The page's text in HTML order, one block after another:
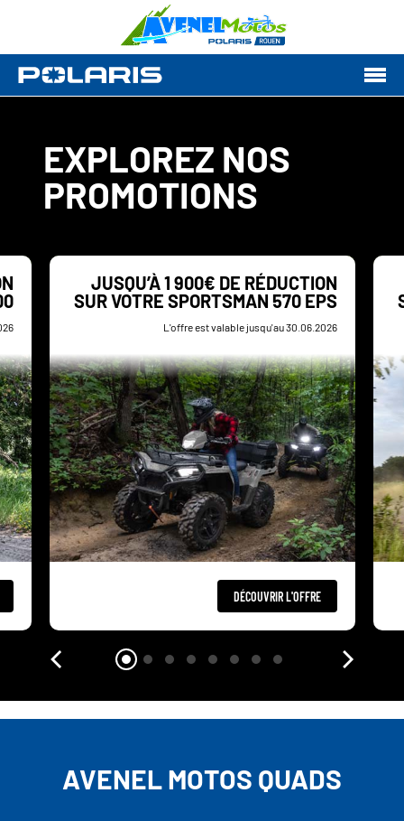
EXPLOREZ NOS
PROMOTIONS
JUSQU’À 1 900€ DE RÉDUCTION
SUR VOTRE SPORTSMAN 570 EPS
L'offre est valable jusqu'au 30.06.2026
DÉCOUVRIR L'OFFRE
AVENEL MOTOS QUADS